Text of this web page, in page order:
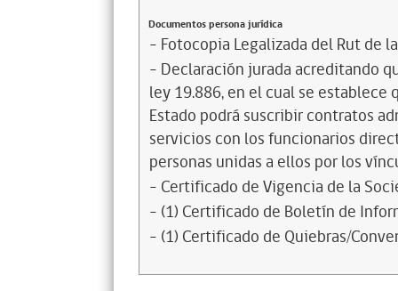
Documentos persona jurídica
- Fotocopia Legalizada del Rut de
- Declaración jurada acreditando
ley 19.886, en el cual se
Estado podrá suscribir contratos
servicios con los funcionarios
personas unidas a ellos por los
- Certificado de Vigencia de la
- (1) Certificado de Boletín de
- (1) Certificado de Quiebras/